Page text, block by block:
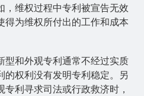
，维权过程中专利被宣告无效
得为维权所付出的工作和成本
型和外观专利通常不经过实质
的权利没有发明专利稳定。另
利寻求司法或行政救济时，